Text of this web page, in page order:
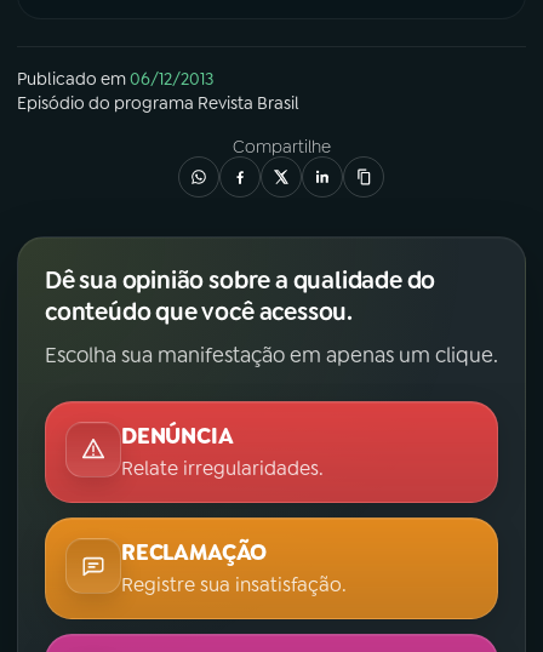
Publicado em06/12/2013
Episódio do programa Revista Brasil
Compartilhe
Dê sua opinião sobre a qualidade do
conteúdo que você acessou.
Escolha sua manifestação em apenas um clique.
DENÚNCIA
Relate irregularidades.
RECLAMAÇÃO
Registre sua insatisfação.